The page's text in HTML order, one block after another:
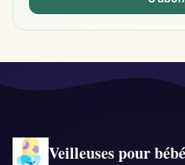
Veilleuses pour bébé